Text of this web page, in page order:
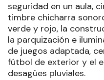
seguridad en un aula,
timbre chicharra
verde y rojo, la
la parquización e
de juegos adaptada,
fútbol de exterior y el
desagües pluviales.